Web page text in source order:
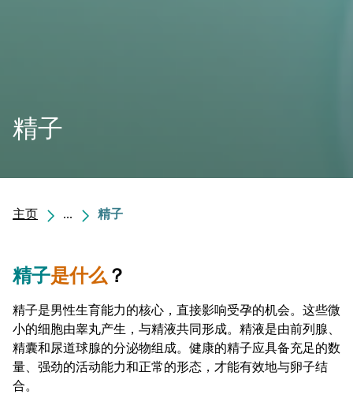
精子
主页 ... 精子
精子是什么 ？
精子是男性生育能力的核心，直接影响受孕的机会。这些微
小的细胞由睾丸产生，与精液共同形成。精液是由前列腺、
精囊和尿道球腺的分泌物组成。健康的精子应具备充足的数
量、强劲的活动能力和正常的形态，才能有效地与卵子结
合。